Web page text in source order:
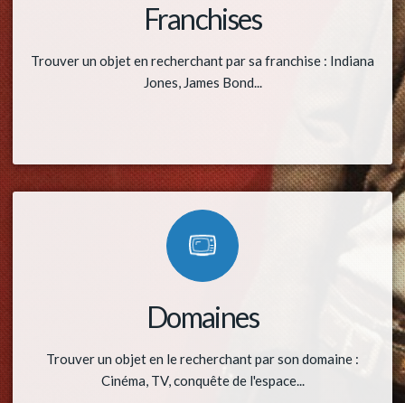
Franchises
Trouver un objet en recherchant par sa franchise : Indiana
Jones, James Bond...
Domaines
Trouver un objet en le recherchant par son domaine :
Cinéma, TV, conquête de l'espace...